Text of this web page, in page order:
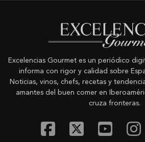
Excelencias Gourmet es un periódico
informa con rigor y calidad sobre
Noticias, vinos, chefs, recetas y
amantes del buen comer en
cruza fronteras.